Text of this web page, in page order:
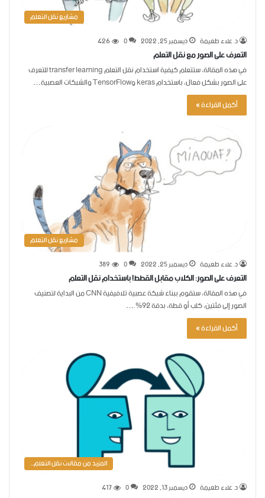
مشاريع نقل التعلم
د. علاء طعيمة
ديسمبر 25, 2022 0
426
التعرف على الصور مع نقل التعلم
في هذه المقالة، ستتعلم كيفية استخدام نقل التعلم transfer learning للتعرف
على الصور بشكل فعال، باستخدام keras وTensorFlow والشبكات العصبية…
أكمل القراءة »
مشاريع نقل التعلم
د. علاء طعيمة
ديسمبر 25, 2022 0
389
التعرف على الصور: الكلاب مقابل القطط! باستخدام نقل التعلم
في هذه المقالة، ستقوم ببناء شبكة عصبية تلافيفية CNN من البداية لتصنيف
الصور إلى فئتين، كلب أو قطة، بدقة 92٪.…
أكمل القراءة »
المزيد من مقالات نقل التعلم...
د. علاء طعيمة
ديسمبر 13, 2022 0
417